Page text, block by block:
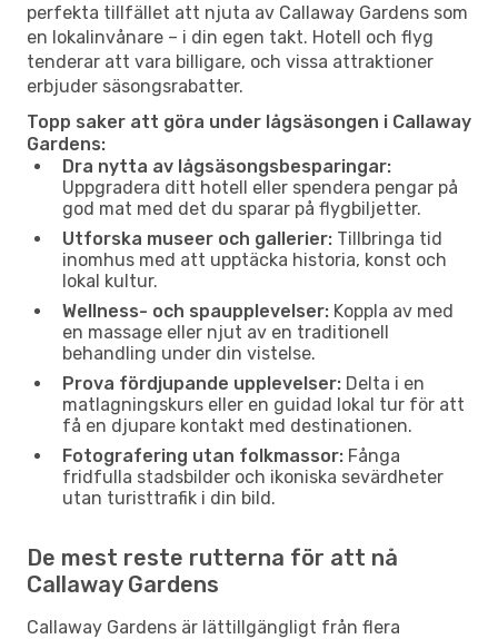
perfekta tillfället att njuta av Callaway Gardens som
en lokalinvånare – i din egen takt. Hotell och flyg
tenderar att vara billigare, och vissa attraktioner
erbjuder säsongsrabatter.
Topp saker att göra under lågsäsongen i Callaway
Gardens:
Dra nytta av lågsäsongsbesparingar:
Uppgradera ditt hotell eller spendera pengar på
god mat med det du sparar på flygbiljetter.
Utforska museer och gallerier: Tillbringa tid
inomhus med att upptäcka historia, konst och
lokal kultur.
Wellness- och spaupplevelser: Koppla av med
en massage eller njut av en traditionell
behandling under din vistelse.
Prova fördjupande upplevelser: Delta i en
matlagningskurs eller en guidad lokal tur för att
få en djupare kontakt med destinationen.
Fotografering utan folkmassor: Fånga
fridfulla stadsbilder och ikoniska sevärdheter
utan turisttrafik i din bild.
De mest reste rutterna för att nå
Callaway Gardens
Callaway Gardens är lättillgängligt från flera